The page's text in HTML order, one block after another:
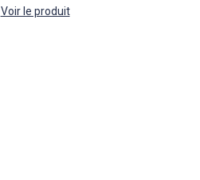
Voir le produit